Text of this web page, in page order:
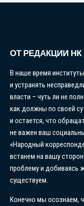
ОТ РЕДАКЦИИ НК
В наше время
и устранять
власти – чуть ли не
как должны по своей
и остается, что
не важен ваш
«Народный
встанем на вашу
проблему и добиваясь
существуем.
Конечно мы осознаем,